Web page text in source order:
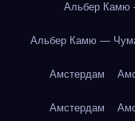
Альбер
Альбер Камю —
Амстердам
Амстердам